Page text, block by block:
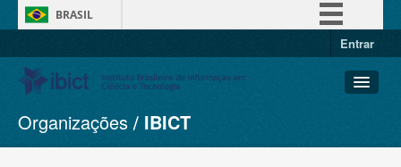
BRASIL
Entrar
Conjuntos de dados
Organizações
Organizações IBICT